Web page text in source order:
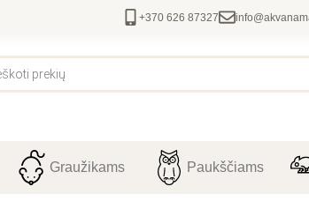
+370 626 87327
Graužikams Paukščiams